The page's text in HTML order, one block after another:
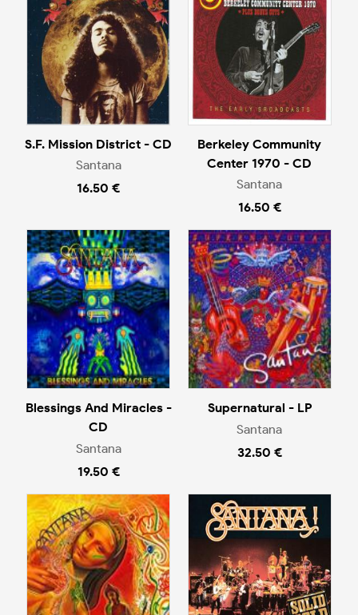
S.F. Mission District - CD
Santana
16.50 €
Berkeley Community
Center 1970 - CD
Santana
16.50 €
Blessings And Miracles -
CD
Santana
19.50 €
Supernatural - LP
Santana
32.50 €